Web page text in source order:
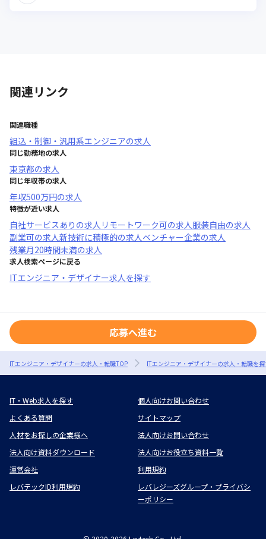
関連リンク
関連職種
組込・制御・汎用系エンジニアの求人
同じ勤務地の求人
東京都の求人
同じ年収帯の求人
年収500万円の求人
特徴が近い求人
自社サービスあり の求人 リモートワーク可の求人服装自由の求人
副業可の求人新技術に積極的の求人ベンチャー企業の求人
残業月20時間未満の求人
求人検索ページに戻る
ITエンジニア・デザイナー求人を探す
応募へ進む
ITエンジニア・デザイナーの求人・転職TOP ITエンジニア・デザイナーの求人・転職を
IT・Web求人を探す
個人向けお問い合わせ
よくある質問
サイトマップ
人材をお探しの企業様へ
法人向けお問い合わせ
法人向け資料ダウンロード
法人向けお役立ち資料一覧
運営会社
利用規約
レバテックID利用規約
レバレジーズグループ・プライバシ
ーポリシー